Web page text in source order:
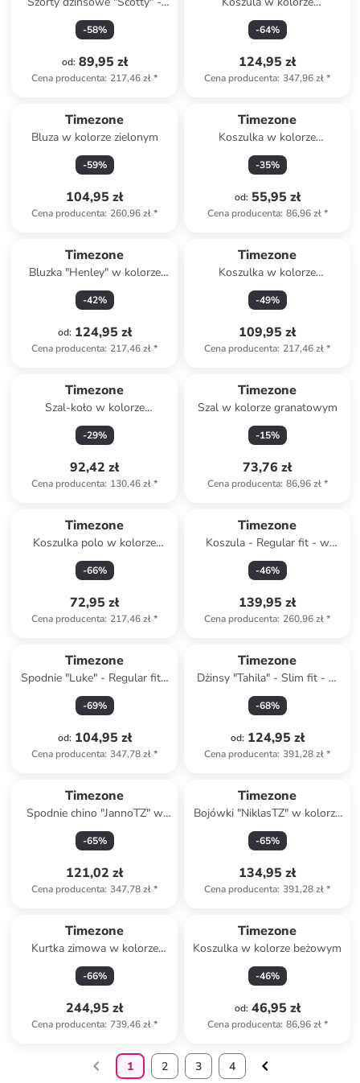
Slim fit - w kolorze niebieskim
-58%
od: 89,95 zł
Cena producenta: 217,46 zł*
granatowo-kremowym
-64%
124,95 zł
Cena producenta: 347,96 zł*
Timezone
Bluza w kolorze zielonym
-59%
104,95 zł
Cena producenta: 260,96 zł*
Timezone
Koszulka w kolorze
turkusowym
-35%
od: 55,95 zł
Cena producenta: 86,96 zł*
Timezone
Bluzka "Henley" w kolorze
beżowym
-42%
od: 124,95 zł
Cena producenta: 217,46 zł*
Timezone
Koszulka w kolorze
granatowym
-49%
109,95 zł
Cena producenta: 217,46 zł*
Timezone
Szal-koło w kolorze
fioletowym
-29%
92,42 zł
Cena producenta: 130,46 zł*
Timezone
Szal w kolorze granatowym
-15%
73,76 zł
Cena producenta: 86,96 zł*
Timezone
Koszulka polo w kolorze
różowym
-66%
72,95 zł
Cena producenta: 217,46 zł*
Timezone
Koszula - Regular fit - w
kolorze granatowym
-46%
139,95 zł
Cena producenta: 260,96 zł*
Timezone
Spodnie "Luke" - Regular fit -
w kolorze zielonym
-69%
od: 104,95 zł
Cena producenta: 347,78 zł*
Timezone
Dżinsy "Tahila" - Slim fit - w
kolorze granatowym
-68%
od: 124,95 zł
Cena producenta: 391,28 zł*
Timezone
Spodnie chino "JannoTZ" w
kolorze khaki
-65%
121,02 zł
Cena producenta: 347,78 zł*
Timezone
Bojówki "NiklasTZ" w kolorze
szarym
-65%
134,95 zł
Cena producenta: 391,28 zł*
Timezone
Kurtka zimowa w kolorze
zielonym
-66%
244,95 zł
Cena producenta: 739,46 zł*
Timezone
Koszulka w kolorze beżowym
-46%
od: 46,95 zł
Cena producenta: 86,96 zł*
1 2 3 4